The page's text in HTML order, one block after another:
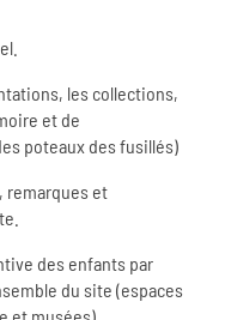
les collections,
et de
poteaux des fusillés)
remarques et
des enfants par
du site (espaces